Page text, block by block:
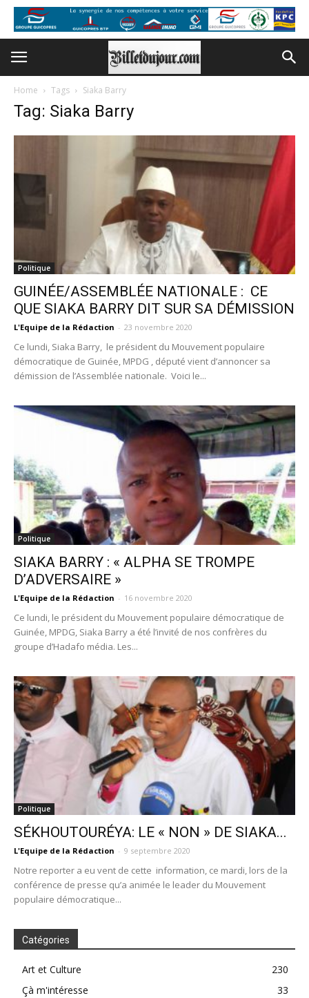
Home Tags Siaka Barry
Tag: Siaka Barry
Politique
GUINÉE/ASSEMBLÉE NATIONALE : CE
QUE SIAKA BARRY DIT SUR SA DÉMISSION
L'Equipe de la Rédaction - 23 novembre 2020
Ce lundi, Siaka Barry, le président du Mouvement populaire
démocratique de Guinée, MPDG , député vient d’annoncer sa
démission de l’Assemblée nationale. Voici le...
Politique
SIAKA BARRY : « ALPHA SE TROMPE
D’ADVERSAIRE »
L'Equipe de la Rédaction - 16 novembre 2020
Ce lundi, le président du Mouvement populaire démocratique de
Guinée, MPDG, Siaka Barry a été l’invité de nos confrères du
groupe d’Hadafo média. Les...
Politique
SÉKHOUTOURÉYA: LE « NON » DE SIAKA...
L'Equipe de la Rédaction - 9 septembre 2020
Notre reporter a eu vent de cette information, ce mardi, lors de la
conférence de presse qu’a animée le leader du Mouvement
populaire démocratique...
Catégories
Art et Culture
230
Çà m'intéresse
33